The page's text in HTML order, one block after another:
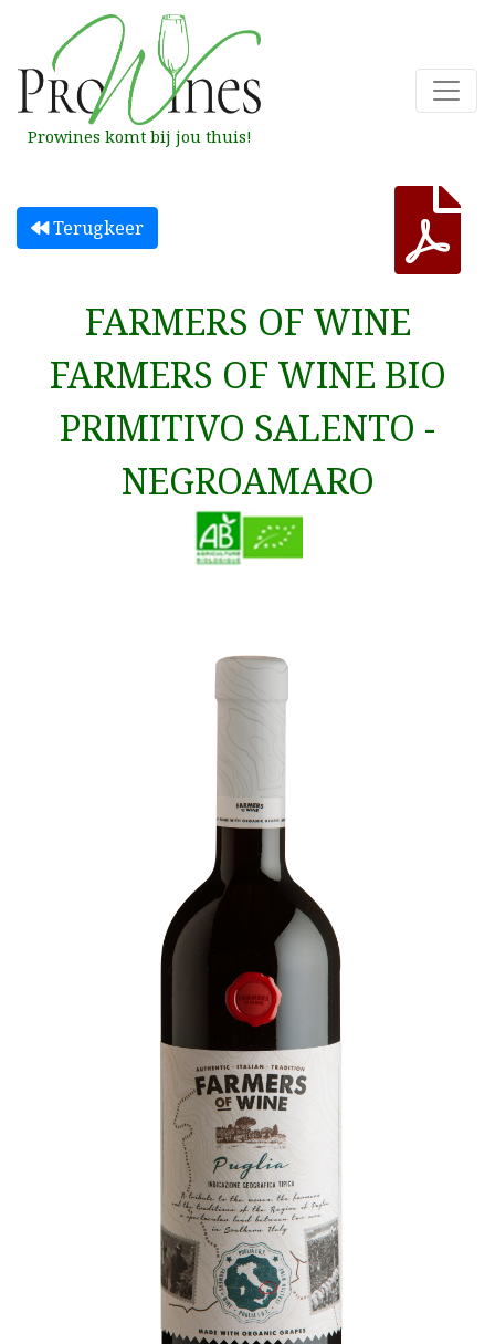
Prowines komt bij jou thuis!
Terugkeer
FARMERS OF WINE
FARMERS OF WINE BIO
PRIMITIVO SALENTO -
NEGROAMARO